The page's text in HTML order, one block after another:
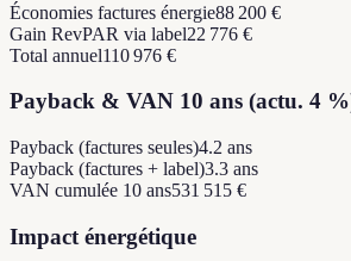
Économies factures énergie88 200 €
Gain RevPAR via label22 776 €
Total annuel110 976 €
Payback & VAN 10 ans (actu. 4
Payback (factures seules)4.2 ans
Payback (factures + label)3.3 ans
VAN cumulée 10 ans531 515 €
Impact énergétique